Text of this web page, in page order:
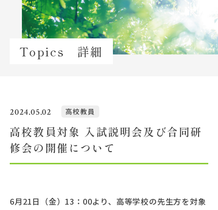
Topics
イベント一覧
教職員募集
大学概要
Topics 詳細
2024.05.02 高校教員
高校教員対象 入試説明会及び合同研
修会の開催について
6月21日（金）13：00より、高等学校の先生方を対象